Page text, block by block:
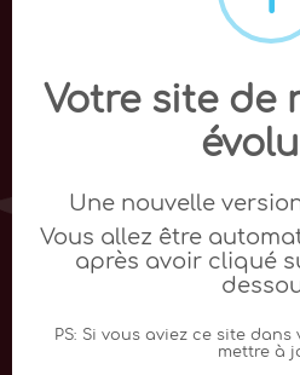
Votre site de
Une nouvelle
Vous allez être
après avoir cliqué
PS: Si vous aviez ce site
mettre à